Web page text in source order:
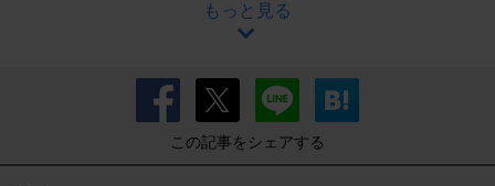
もっと見る
この記事をシェアする